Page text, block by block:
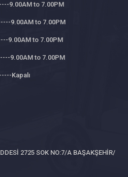
9.00AM to 7.00PM
9.00AM to 7.00PM
9.00AM to 7.00PM
9.00AM to 7.00PM
Kapalı
2725 SOK NO:7/A BAŞAKŞEHİR/